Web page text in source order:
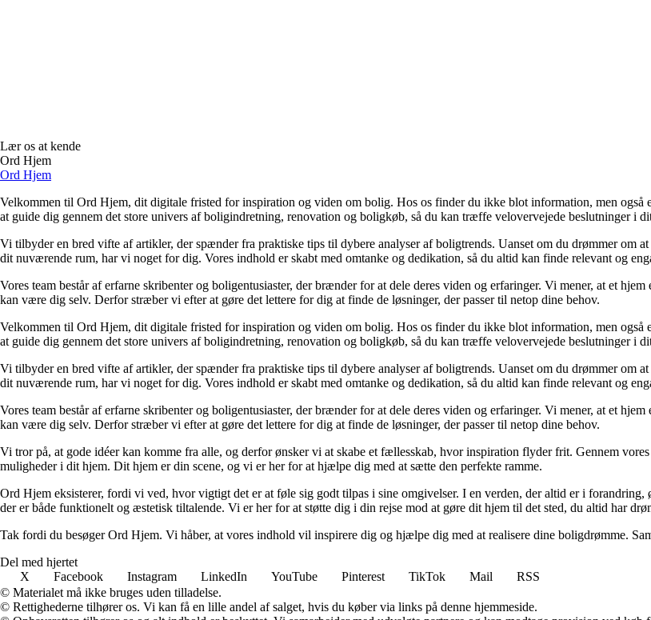
Lær os at kende
Ord Hjem
Ord Hjem
Velkommen til Ord Hjem, dit digitale fristed for inspiration og viden om bolig. Hos os finder du ikke blot information, men også
at guide dig gennem det store univers af boligindretning, renovation og boligkøb, så du kan træffe velovervejede beslutninger i
Vi tilbyder en bred vifte af artikler, der spænder fra praktiske tips til dybere analyser af boligtrends. Uanset om du drømmer om
dit nuværende rum, har vi noget for dig. Vores indhold er skabt med omtanke og dedikation, så du altid kan finde relevant og
Vores team består af erfarne skribenter og boligentusiaster, der brænder for at dele deres viden og erfaringer. Vi mener, at et
kan være dig selv. Derfor stræber vi efter at gøre det lettere for dig at finde de løsninger, der passer til netop dine behov.
Velkommen til Ord Hjem, dit digitale fristed for inspiration og viden om bolig. Hos os finder du ikke blot information, men også
at guide dig gennem det store univers af boligindretning, renovation og boligkøb, så du kan træffe velovervejede beslutninger i
Vi tilbyder en bred vifte af artikler, der spænder fra praktiske tips til dybere analyser af boligtrends. Uanset om du drømmer om
dit nuværende rum, har vi noget for dig. Vores indhold er skabt med omtanke og dedikation, så du altid kan finde relevant og
Vores team består af erfarne skribenter og boligentusiaster, der brænder for at dele deres viden og erfaringer. Vi mener, at et
kan være dig selv. Derfor stræber vi efter at gøre det lettere for dig at finde de løsninger, der passer til netop dine behov.
Vi tror på, at gode idéer kan komme fra alle, og derfor ønsker vi at skabe et fællesskab, hvor inspiration flyder frit. Gennem
muligheder i dit hjem. Dit hjem er din scene, og vi er her for at hjælpe dig med at sætte den perfekte ramme.
Ord Hjem eksisterer, fordi vi ved, hvor vigtigt det er at føle sig godt tilpas i sine omgivelser. I en verden, der altid er i
der er både funktionelt og æstetisk tiltalende. Vi er her for at støtte dig i din rejse mod at gøre dit hjem til det sted, du altid har
Tak fordi du besøger Ord Hjem. Vi håber, at vores indhold vil inspirere dig og hjælpe dig med at realisere dine boligdrømme.
Del med hjertet
X
Facebook Instagram LinkedIn YouTube Pinterest TikTok Mail
RSS
© Materialet må ikke bruges uden tilladelse.
© Rettighederne tilhører os. Vi kan få en lille andel af salget, hvis du køber via links på denne hjemmeside.